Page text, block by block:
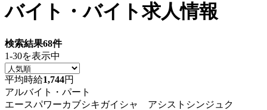
バイト・バイト求人情報
検索結果68件
1-30を表示中
平均時給1,744円
アルバイト・パート
エースパワーカブシキガイシャ アシストシンジュク